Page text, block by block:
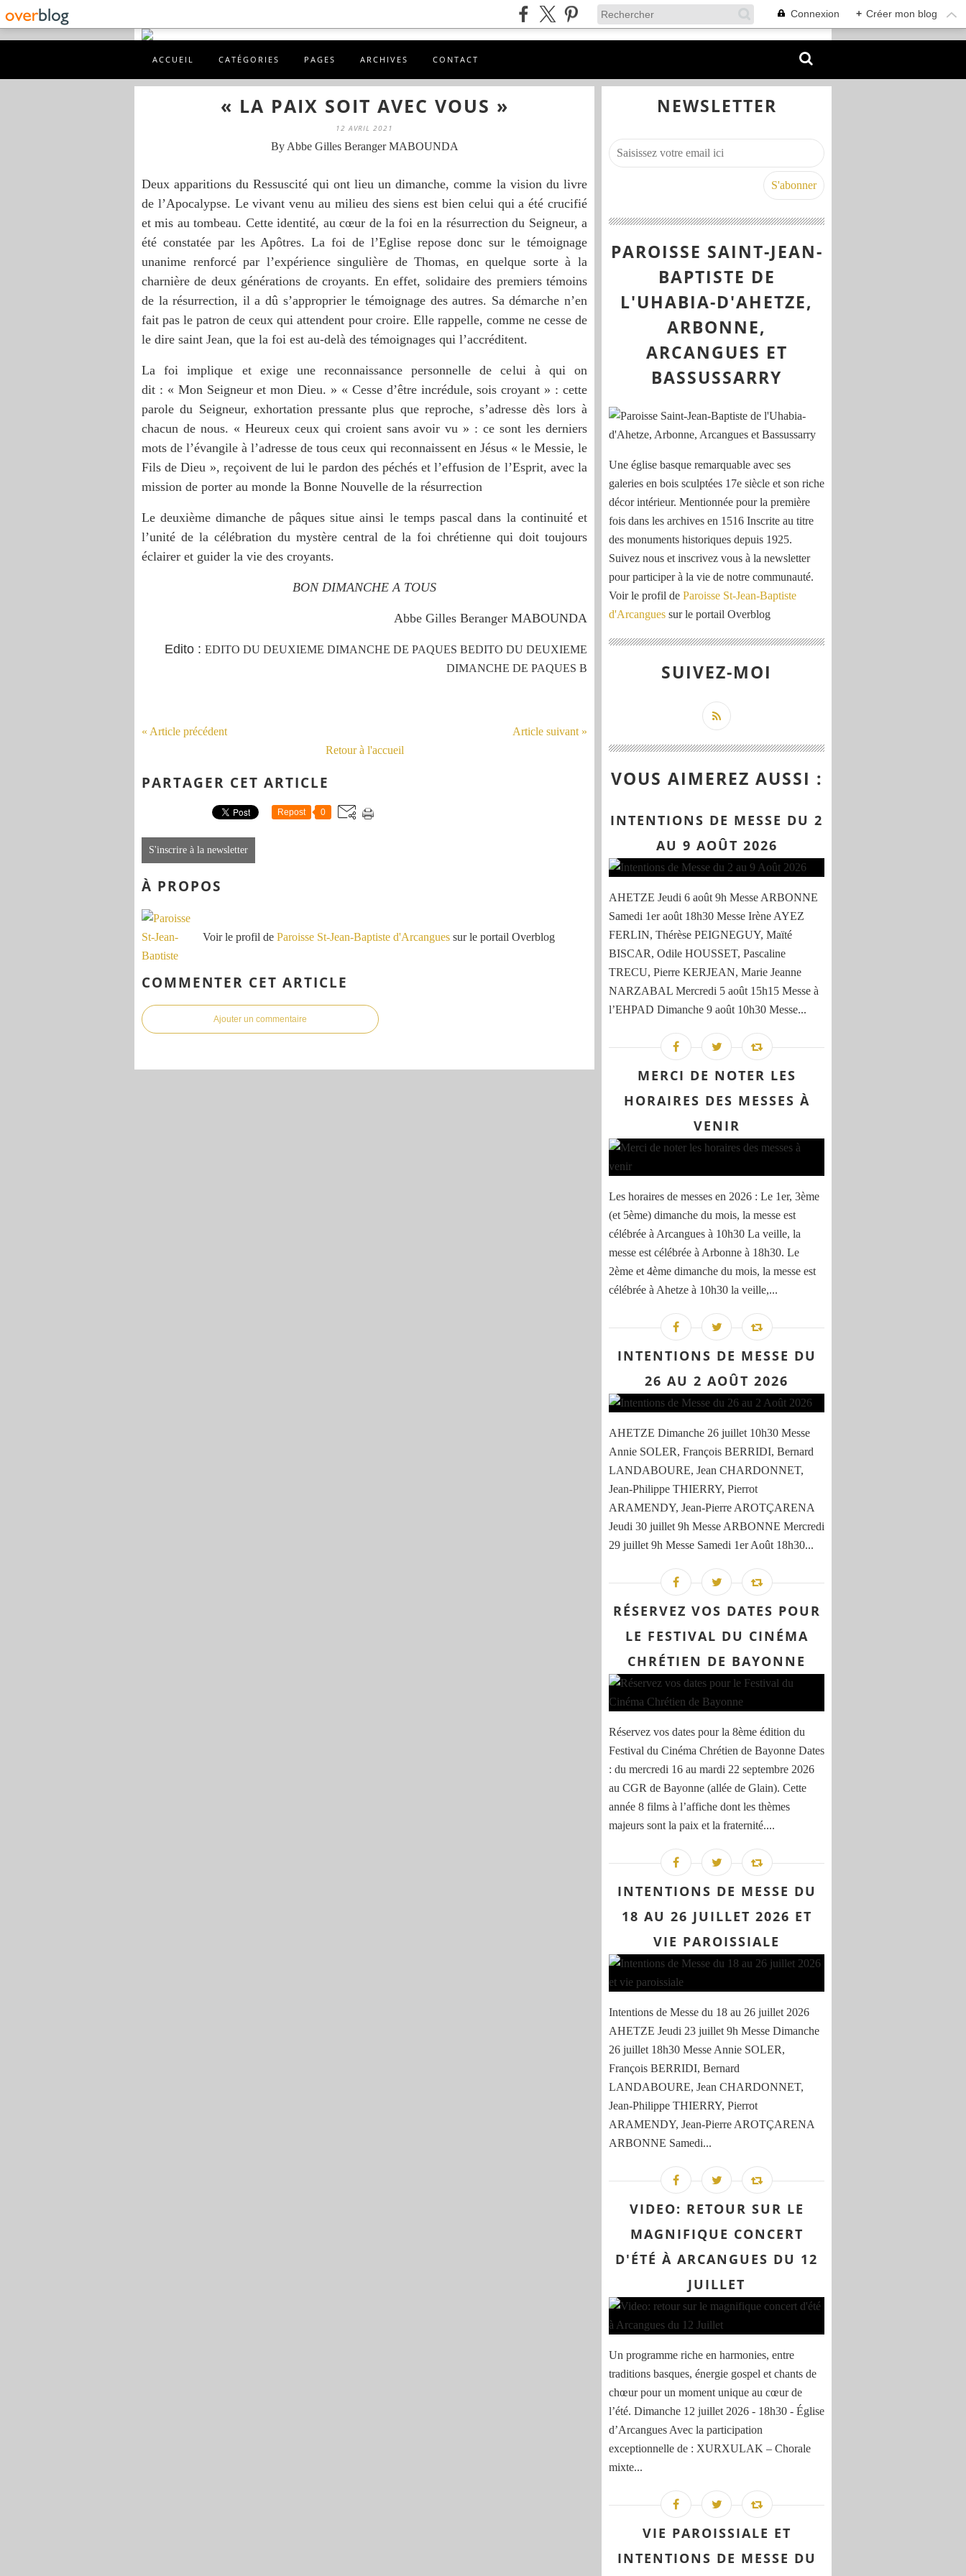
Connexion + Créer mon blog
ACCUEIL CATÉGORIES PAGES ARCHIVES CONTACT
« LA PAIX SOIT AVEC VOUS »
12 AVRIL 2021
By Abbe Gilles Beranger MABOUNDA
Deux apparitions du Ressuscité qui ont lieu un dimanche, comme la vision du livre
de l’Apocalypse. Le vivant venu au milieu des siens est bien celui qui a été crucifié
et mis au tombeau. Cette identité, au cœur de la foi en la résurrection du Seigneur, a
été constatée par les Apôtres. La foi de l’Eglise repose donc sur le témoignage
unanime renforcé par l’expérience singulière de Thomas, en quelque sorte à la
charnière de deux générations de croyants. En effet, solidaire des premiers témoins
de la résurrection, il a dû s’approprier le témoignage des autres. Sa démarche n’en
fait pas le patron de ceux qui attendent pour croire. Elle rappelle, comme ne cesse de
le dire saint Jean, que la foi est au-delà des témoignages qui l’accréditent.
La foi implique et exige une reconnaissance personnelle de celui à qui on
dit : « Mon Seigneur et mon Dieu. » « Cesse d’être incrédule, sois croyant » : cette
parole du Seigneur, exhortation pressante plus que reproche, s’adresse dès lors à
chacun de nous. « Heureux ceux qui croient sans avoir vu » : ce sont les derniers
mots de l’évangile à l’adresse de tous ceux qui reconnaissent en Jésus « le Messie, le
Fils de Dieu », reçoivent de lui le pardon des péchés et l’effusion de l’Esprit, avec la
mission de porter au monde la Bonne Nouvelle de la résurrection
Le deuxième dimanche de pâques situe ainsi le temps pascal dans la continuité et
l’unité de la célébration du mystère central de la foi chrétienne qui doit toujours
éclairer et guider la vie des croyants.
BON DIMANCHE A TOUS
Abbe Gilles Beranger MABOUNDA
Edito : EDITO DU DEUXIEME DIMANCHE DE PAQUES BEDITO DU DEUXIEME
DIMANCHE DE PAQUES B
« Article précédent
Article suivant »
Retour à l'accueil
PARTAGER CET ARTICLE
Repost 0
S'inscrire à la newsletter
À PROPOS
Voir le profil de Paroisse St-Jean-Baptiste d'Arcangues sur le portail Overblog
COMMENTER CET ARTICLE
Ajouter un commentaire
NEWSLETTER
PAROISSE SAINT-JEAN-
BAPTISTE DE
L'UHABIA-D'AHETZE,
ARBONNE,
ARCANGUES ET
BASSUSSARRY
Une église basque remarquable avec ses
galeries en bois sculptées 17e siècle et son riche
décor intérieur. Mentionnée pour la première
fois dans les archives en 1516 Inscrite au titre
des monuments historiques depuis 1925.
Suivez nous et inscrivez vous à la newsletter
pour participer à la vie de notre communauté.
Voir le profil de Paroisse St-Jean-Baptiste
d'Arcangues sur le portail Overblog
SUIVEZ-MOI
VOUS AIMEREZ AUSSI :
INTENTIONS DE MESSE DU 2
AU 9 AOÛT 2026
AHETZE Jeudi 6 août 9h Messe ARBONNE
Samedi 1er août 18h30 Messe Irène AYEZ
FERLIN, Thérèse PEIGNEGUY, Maïté
BISCAR, Odile HOUSSET, Pascaline
TRECU, Pierre KERJEAN, Marie Jeanne
NARZABAL Mercredi 5 août 15h15 Messe à
l’EHPAD Dimanche 9 août 10h30 Messe...
MERCI DE NOTER LES
HORAIRES DES MESSES À
VENIR
Les horaires de messes en 2026 : Le 1er, 3ème
(et 5ème) dimanche du mois, la messe est
célébrée à Arcangues à 10h30 La veille, la
messe est célébrée à Arbonne à 18h30. Le
2ème et 4ème dimanche du mois, la messe est
célébrée à Ahetze à 10h30 la veille,...
INTENTIONS DE MESSE DU
26 AU 2 AOÛT 2026
AHETZE Dimanche 26 juillet 10h30 Messe
Annie SOLER, François BERRIDI, Bernard
LANDABOURE, Jean CHARDONNET,
Jean-Philippe THIERRY, Pierrot
ARAMENDY, Jean-Pierre AROTÇARENA
Jeudi 30 juillet 9h Messe ARBONNE Mercredi
29 juillet 9h Messe Samedi 1er Août 18h30...
RÉSERVEZ VOS DATES POUR
LE FESTIVAL DU CINÉMA
CHRÉTIEN DE BAYONNE
Réservez vos dates pour la 8ème édition du
Festival du Cinéma Chrétien de Bayonne Dates
: du mercredi 16 au mardi 22 septembre 2026
au CGR de Bayonne (allée de Glain). Cette
année 8 films à l’affiche dont les thèmes
majeurs sont la paix et la fraternité....
INTENTIONS DE MESSE DU
18 AU 26 JUILLET 2026 ET
VIE PAROISSIALE
Intentions de Messe du 18 au 26 juillet 2026
AHETZE Jeudi 23 juillet 9h Messe Dimanche
26 juillet 18h30 Messe Annie SOLER,
François BERRIDI, Bernard
LANDABOURE, Jean CHARDONNET,
Jean-Philippe THIERRY, Pierrot
ARAMENDY, Jean-Pierre AROTÇARENA
ARBONNE Samedi...
VIDEO: RETOUR SUR LE
MAGNIFIQUE CONCERT
D'ÉTÉ À ARCANGUES DU 12
JUILLET
Un programme riche en harmonies, entre
traditions basques, énergie gospel et chants de
chœur pour un moment unique au cœur de
l’été. Dimanche 12 juillet 2026 - 18h30 - Église
d’Arcangues Avec la participation
exceptionnelle de : XURXULAK – Chorale
mixte...
VIE PAROISSIALE ET
INTENTIONS DE MESSE DU